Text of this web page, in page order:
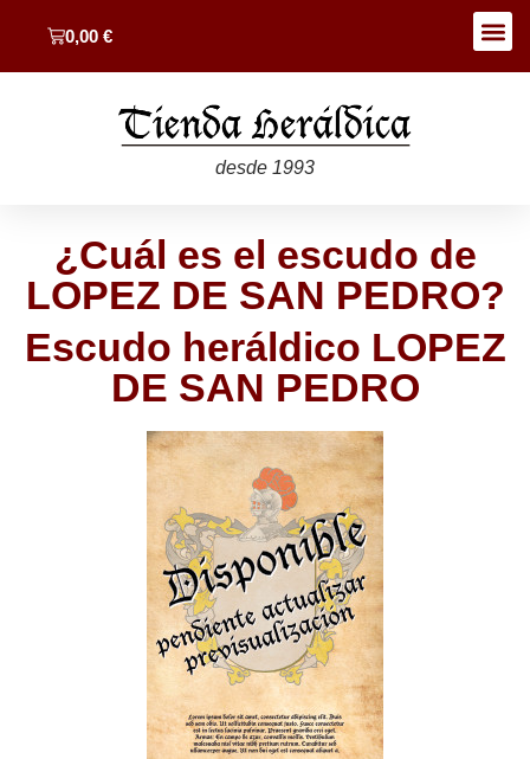
0,00 €
desde 1993
¿Cuál es el escudo de
LOPEZ DE SAN PEDRO?
Escudo heráldico LOPEZ
DE SAN PEDRO